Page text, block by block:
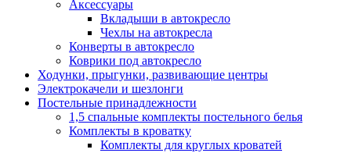
Аксессуары
Вкладыши в автокресло
Чехлы на автокресла
Конверты в автокресло
Коврики под автокресло
Ходунки, прыгунки, развивающие центры
Электрокачели и шезлонги
Постельные принадлежности
1,5 спальные комплекты постельного белья
Комплекты в кроватку
Комплекты для круглых кроватей